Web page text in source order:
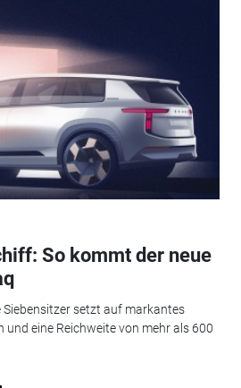
So kommt der neue
Siebensitzer setzt auf markantes
und eine Reichweite von mehr als 600